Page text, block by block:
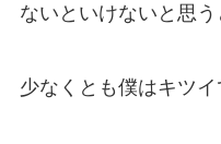
ないといけないと思う
少なくとも僕はキツイ